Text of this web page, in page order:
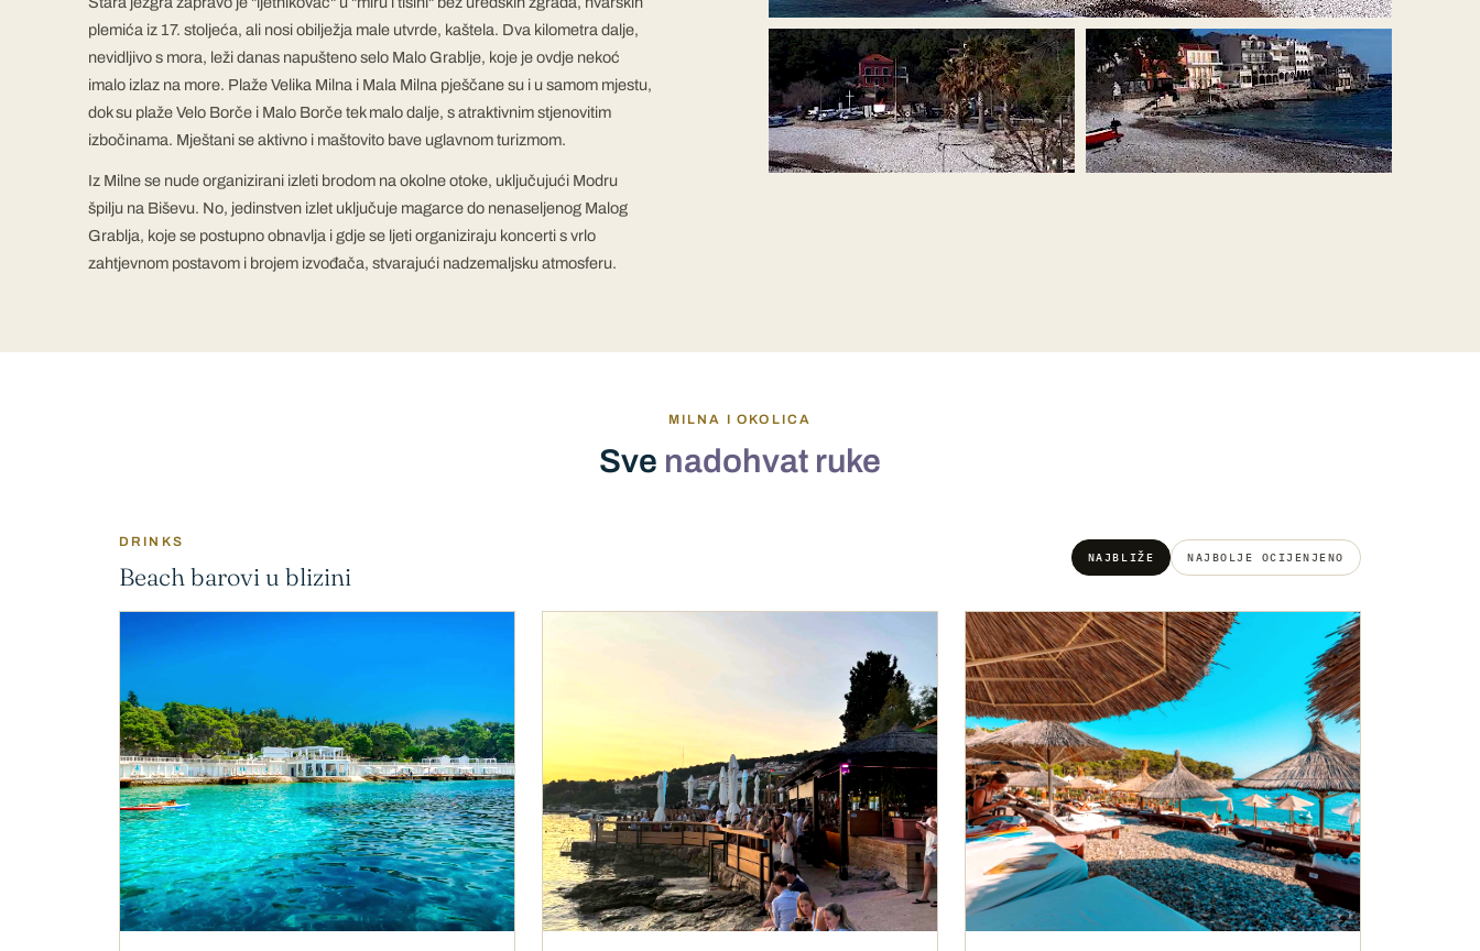
plemića iz 17. stoljeća, ali nosi obilježja male utvrde, kaštela. Dva kilometra dalje,
nevidljivo s mora, leži danas napušteno selo Malo Grablje, koje je ovdje nekoć
imalo izlaz na more. Plaže Velika Milna i Mala Milna pješčane su i u samom mjestu,
dok su plaže Velo Borče i Malo Borče tek malo dalje, s atraktivnim stjenovitim
izbočinama. Mještani se aktivno i maštovito bave uglavnom turizmom.
Iz Milne se nude organizirani izleti brodom na okolne otoke, uključujući Modru
špilju na Biševu. No, jedinstven izlet uključuje magarce do nenaseljenog Malog
Grablja, koje se postupno obnavlja i gdje se ljeti organiziraju koncerti s vrlo
zahtjevnom postavom i brojem izvođača, stvarajući nadzemaljsku atmosferu.
MILNA I OKOLICA
Sve nadohvat ruke
DRINKS
Beach barovi u blizini
NAJBLIŽE NAJBOLJE OCIJENJENO